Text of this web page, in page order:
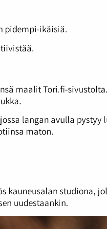
pidempi-ikäisiä.
maalit Tori.fi-
langan avulla pystyy
maton.
kauneusalan studiona,
uudestaankin.